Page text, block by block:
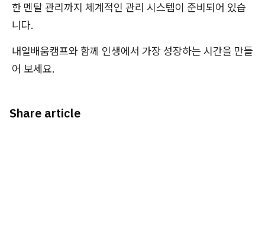
한 멘탈 관리까지 체계적인 관리 시스템이 준비되어 있습
니다.
내일배움캠프와 함께 인생에서 가장 성장하는 시간을 만들
어 보세요.
Share article